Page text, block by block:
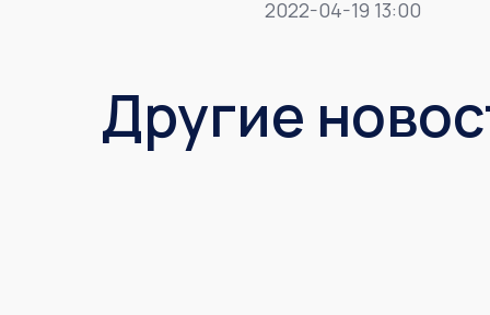
2022-04-19 13:00
Другие